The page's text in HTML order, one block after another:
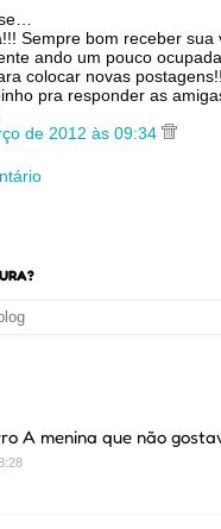
Sempre bom receber sua
ando um pouco
colocar novas
pra responder as
de 2012 às 09:34
A menina que não